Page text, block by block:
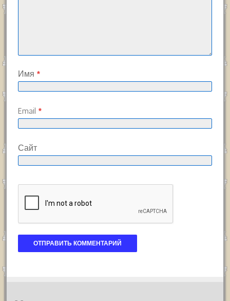
Имя *
Email *
Сайт